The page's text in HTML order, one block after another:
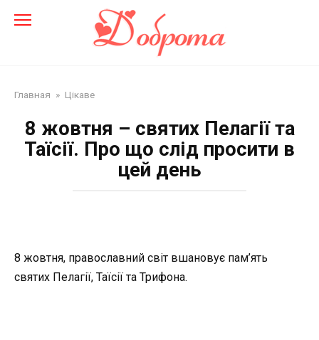
Главная » Цікаве
8 жовтня – святих Пелагії та
Таїсії. Про що слід просити в
цей день
8 жовтня, православний світ вшановує пам’ять
святих Пелагії, Таїсії та Трифона.